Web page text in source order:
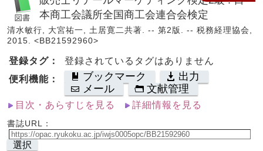
本商工会議所全国商工会連合会検定
清水敏行, 大宮祐一, 土居寛二共著. -- 第2版. -- 税務経理協会,
2015. <BB21592960>
登録タグ：
登録されているタグはありません
便利機能：
ブックマーク
出力
メール
文献管理
目次・あらすじを見る 詳細情報を見る
書誌URL：
選択